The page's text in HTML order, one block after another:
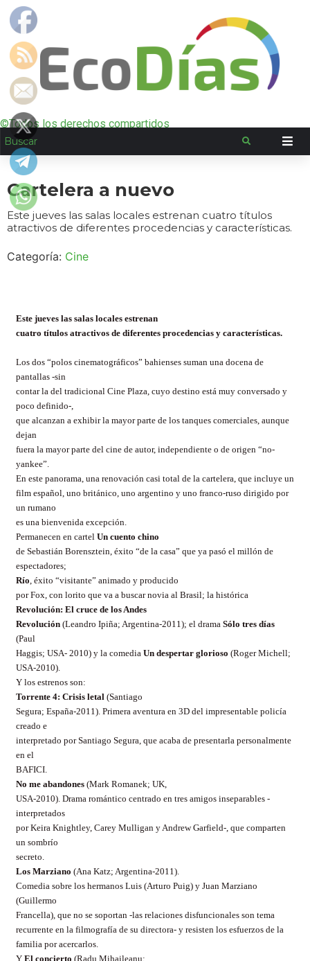
©Todos los derechos compartidos
Cartelera a nuevo
Este jueves las salas locales estrenan cuatro títulos
atractivos de diferentes procedencias y características.
Categoría: Cine
Este jueves las salas locales estrenan
cuatro títulos atractivos de diferentes procedencias y características.
Los dos “polos cinematográficos” bahienses suman una docena de
pantallas -sin
contar la del tradicional Cine Plaza, cuyo destino está muy conversado y
poco definido-,
que alcanzan a exhibir la mayor parte de los tanques comerciales, aunque
dejan
fuera la mayor parte del cine de autor, independiente o de origen “no-
yankee”.
En este panorama, una renovación casi total de la cartelera, que incluye un
film español, uno británico, uno argentino y uno franco-ruso dirigido por
un rumano
es una bienvenida excepción.
Permanecen en cartel Un cuento chino
de Sebastián Borensztein, éxito “de la casa” que ya pasó el millón de
espectadores;
Río, éxito “visitante” animado y producido
por Fox, con lorito que va a buscar novia al Brasil; la histórica
Revolución: El cruce de los Andes
Revolución (Leandro Ipiña; Argentina-2011); el drama Sólo tres días
(Paul
Haggis; USA- 2010) y la comedia Un despertar glorioso (Roger Michell;
USA-2010).
Y los estrenos son:
Torrente 4: Crisis letal (Santiago
Segura; España-2011). Primera aventura en 3D del impresentable policía
creado e
interpretado por Santiago Segura, que acaba de presentarla personalmente
en el
BAFICI.
No me abandones (Mark Romanek; UK,
USA-2010). Drama romántico centrado en tres amigos inseparables -
interpretados
por Keira Knightley, Carey Mulligan y Andrew Garfield-, que comparten
un sombrío
secreto.
Los Marziano (Ana Katz; Argentina-2011).
Comedia sobre los hermanos Luis (Arturo Puig) y Juan Marziano
(Guillermo
Francella), que no se soportan -las relaciones disfuncionales son tema
recurrente en la filmografía de su directora- y resisten los esfuerzos de la
familia por acercarlos.
Y El concierto (Radu Mihaileanu;